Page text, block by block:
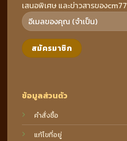
ข้อมูลส่วนตัว
คำสั่งซื้อ
แก้ไขที่อยู่
เสนอพิเศษ และข่าวสารของcm77